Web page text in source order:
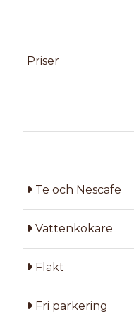
Priser
Te och Nescafe
Vattenkokare
Fläkt
Fri parkering